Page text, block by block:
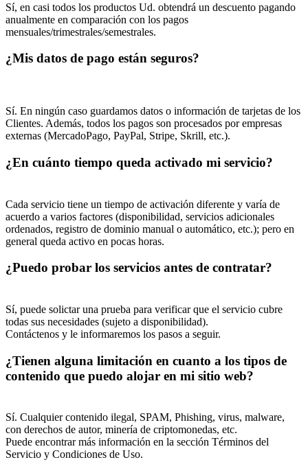
Sí, en casi todos los productos Ud. obtendrá un descuento pagando
anualmente en comparación con los pagos
mensuales/trimestrales/semestrales.
¿Mis datos de pago están seguros?
Sí. En ningún caso guardamos datos o información de tarjetas de los
Clientes. Además, todos los pagos son procesados por empresas
externas (MercadoPago, PayPal, Stripe, Skrill, etc.).
¿En cuánto tiempo queda activado mi servicio?
Cada servicio tiene un tiempo de activación diferente y varía de
acuerdo a varios factores (disponibilidad, servicios adicionales
ordenados, registro de dominio manual o automático, etc.); pero en
general queda activo en pocas horas.
¿Puedo probar los servicios antes de contratar?
Sí, puede solictar una prueba para verificar que el servicio cubre
todas sus necesidades (sujeto a disponibilidad).
Contáctenos y le informaremos los pasos a seguir.
¿Tienen alguna limitación en cuanto a los tipos de
contenido que puedo alojar en mi sitio web?
Sí. Cualquier contenido ilegal, SPAM, Phishing, virus, malware,
con derechos de autor, minería de criptomonedas, etc.
Puede encontrar más información en la sección Términos del
Servicio y Condiciones de Uso.